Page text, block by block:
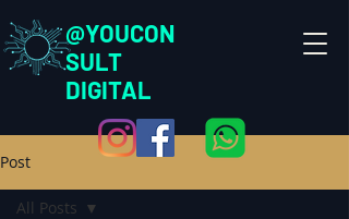
@YOUCON
SULT
DIGITAL
Post
All Posts